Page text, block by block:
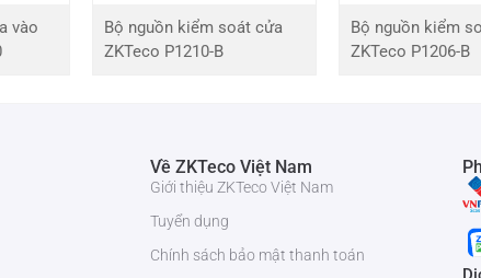
MB100-VL
500
vào
Bộ nguồn kiểm soát cửa
ZKTeco P1210-B
Bộ nguồn kiểm
ZKTeco P1206-B
Về ZKTeco Việt Nam
Giới thiệu ZKTeco Việt Nam
Tuyển dụng
Chính sách bảo mật thanh toán